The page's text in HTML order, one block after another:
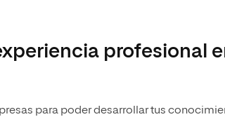
profesional
para poder desarrollar tus